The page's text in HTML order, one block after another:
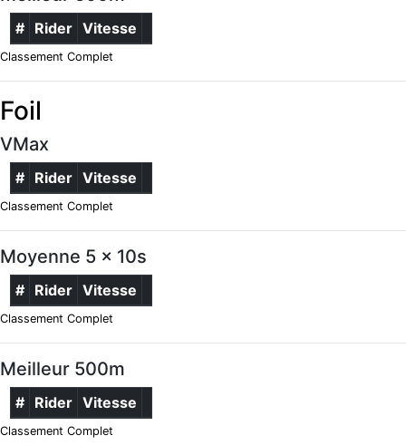
# Rider Vitesse
Classement Complet
Foil
VMax
# Rider Vitesse
Classement Complet
Moyenne 5 x 10s
# Rider Vitesse
Classement Complet
Meilleur 500m
# Rider Vitesse
Classement Complet